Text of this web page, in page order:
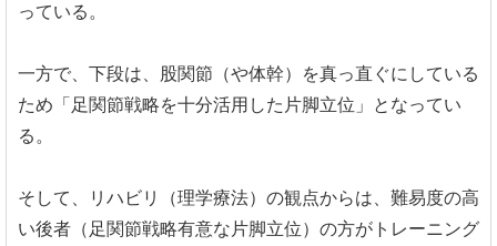
っている。
一方で、下段は、股関節（や体幹）を真っ直ぐにしている
ため「足関節戦略を十分活用した片脚立位」となってい
る。
そして、リハビリ（理学療法）の観点からは、難易度の高
い後者（足関節戦略有意な片脚立位）の方がトレーニング